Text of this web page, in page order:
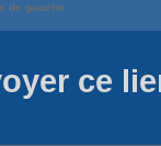
de gauche
ce